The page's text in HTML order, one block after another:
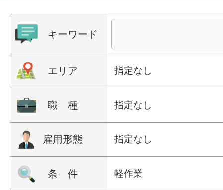
キーワード
エリア 指定なし
職 種 指定なし
雇用形態 指定なし
条 件 軽作業